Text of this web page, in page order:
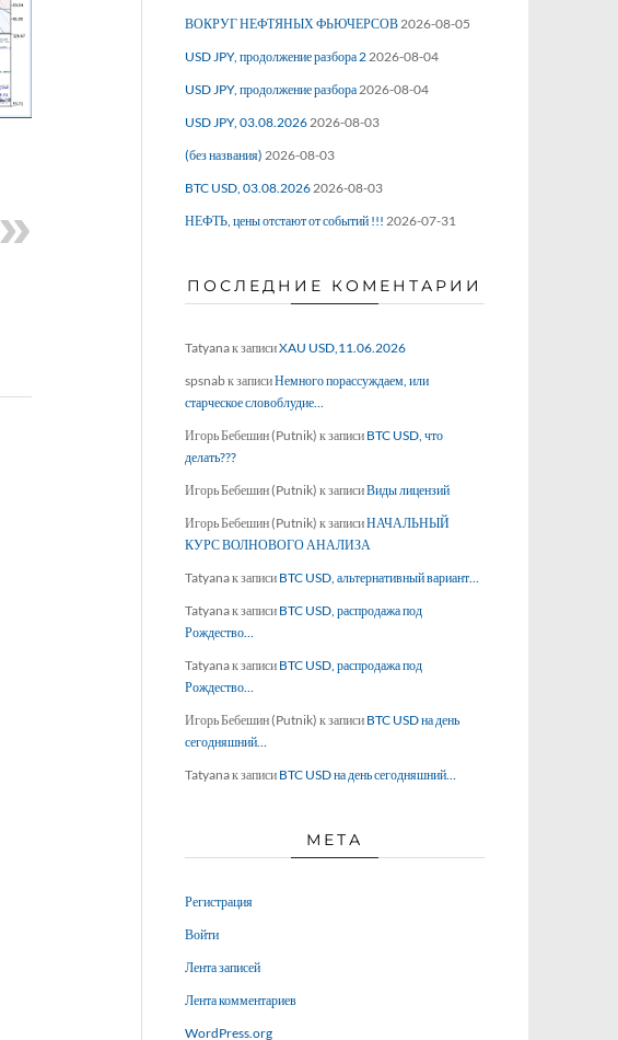
ВОКРУГ НЕФТЯНЫХ ФЬЮЧЕРСОВ2026-08-05
USD JPY, продолжение разбора 22026-08-04
USD JPY, продолжение разбора2026-08-04
USD JPY, 03.08.20262026-08-03
(без названия) 2026-08-03
BTC USD, 03.08.20262026-08-03
НЕФТЬ, цены отстают от событий !!! 2026-07-31
ПОСЛЕДНИЕ КОМЕНТАРИИ
Tatyanaк записиXAU USD,11.06.2026
spsnabк записиНемного порассуждаем, или
старческое словоблудие…
Игорь Бебешин (Putnik) к записи BTC USD, что
делать???
Игорь Бебешин (Putnik) к записиВиды лицензий
Игорь Бебешин (Putnik) к записиНАЧАЛЬНЫЙ
КУРС ВОЛНОВОГО АНАЛИЗА
Tatyanaк записи BTC USD, альтернативный вариант…
Tatyanaк записи BTC USD, распродажа под
Рождество…
Tatyanaк записи BTC USD, распродажа под
Рождество…
Игорь Бебешин (Putnik) к записи BTC USD на день
сегодняшний…
Tatyanaк записи BTC USD на день сегодняшний…
МЕТА
Регистрация
Войти
Лента записей
Лента комментариев
WordPress.org